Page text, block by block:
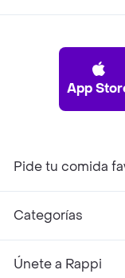
App
Pide tu comida
Categorías
Únete a Rappi